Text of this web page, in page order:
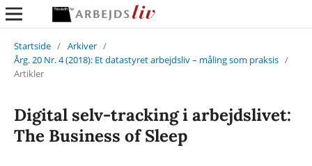
Startside / Arkiver /
Årg. 20 Nr. 4 (2018): Et datastyret arbejdsliv – måling som praksis /
Artikler
Digital selv-tracking i arbejdslivet:
The Business of Sleep